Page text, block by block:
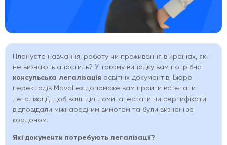
Плануєте навчання, роботу чи проживання в країнах, які
не визнають апостиль? У такому випадку вам потрібна
консульська легалізація освітніх документів. Бюро
перекладів MovaLex допоможе вам пройти всі етапи
легалізації, щоб ваші дипломи, атестати чи сертифікати
відповідали міжнародним вимогам та були визнані за
кордоном.
Які документи потребують легалізації?